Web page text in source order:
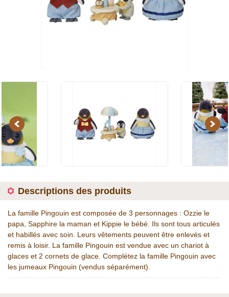
Previous Next
Descriptions des produits
La famille Pingouin est composée de 3 personnages : Ozzie le
papa, Sapphire la maman et Kippie le bébé. Ils sont tous articulés
et habillés avec soin. Leurs vêtements peuvent être enlevés et
remis à loisir. La famille Pingouin est vendue avec un chariot à
glaces et 2 cornets de glace. Complétez la famille Pingouin avec
les jumeaux Pingouin (vendus séparément).